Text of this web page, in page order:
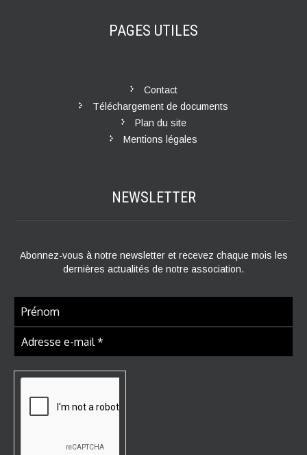
PAGES UTILES
Contact
Téléchargement de documents
Plan du site
Mentions légales
NEWSLETTER
Abonnez-vous à notre newsletter et recevez chaque mois les
dernières actualités de notre association.